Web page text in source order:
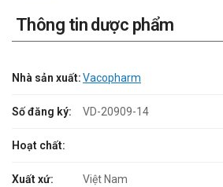
Thông tin dược phẩm
Nhà sản xuất:Vacopharm
Số đăng ký: VD-20909-14
Hoạt chất:
Xuất xứ: Việt Nam